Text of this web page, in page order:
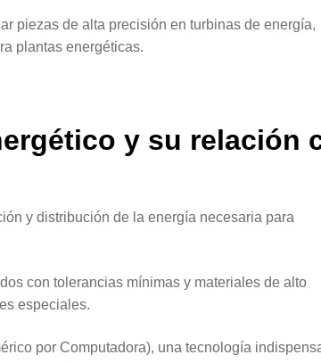
piezas de alta precisión en turbinas de energía,
plantas energéticas.
y su relación
y distribución de la energía necesaria para
con tolerancias mínimas y materiales de alto
especiales.
por Computadora), una tecnología